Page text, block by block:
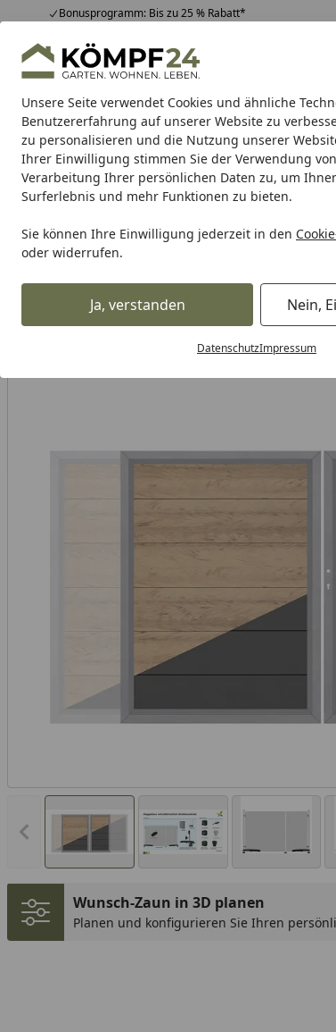
Unsere Seite verwendet Cookies und ähnliche
Benutzererfahrung auf unserer Website zu
zu personalisieren und die Nutzung unserer
Ihrer Einwilligung stimmen Sie der Verwendung
Verarbeitung Ihrer persönlichen Daten zu, um
Surferlebnis und mehr Funktionen zu bieten.
Sie können Ihre Einwilligung jederzeit in den
oder widerrufen.
Ja, verstanden Nein,
DatenschutzImpressum
Bonusprogramm: Bis zu 25 % Rabatt*
Hotline07051 / 9 22 22
Mo-Fr. 8-16 Uhr 25.963 Bewertungen
Alle Produkte
Alle ProdukteHighlights Tipps & Tricks
Zaun Sichtschutzzaun Zaun Komplett-
Karibu Pools
Dein Traumpool im
Sichtschutzzaun BPC & WPC
TraumGarten DESIGN WPC Alu Doppeltor auf
Vorheriges Bild anzeigen
Wunsch-Zaun in 3D planen
Planen und konfigurieren Sie Ihren